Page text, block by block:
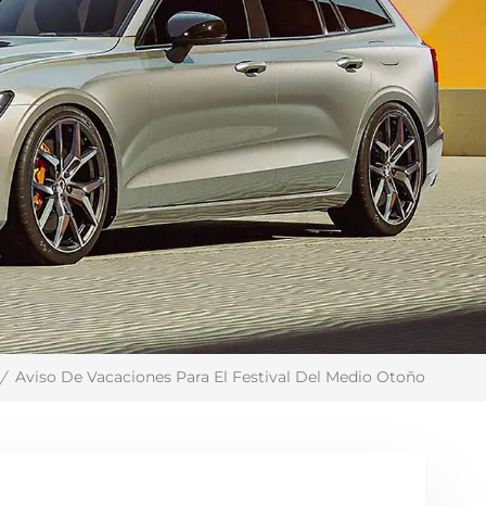
/ Aviso De Vacaciones Para El Festival Del Medio Otoño